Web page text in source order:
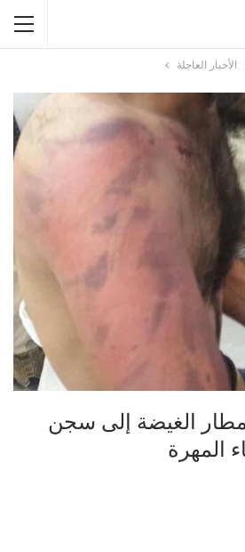
الأخبار العاجلة
مطار الغيضة إلى سجن
المهرة